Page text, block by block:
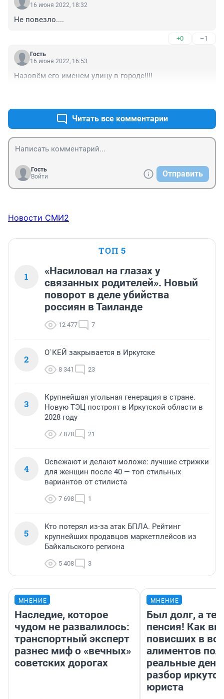
16 июня 2022, 18:32
Не повезло....
+0 –1
Гость
16 июня 2022, 16:53
Назовём его именем улицу в городе!!!!
Читать все комментарии
Гость
Войти
Отправить
Новости СМИ2
ТОП 5
1
«Насиловал на глазах у
связанных родителей». Новый
поворот в деле убийства
россиян в Таиланде
12 477 7
2
О`КЕЙ закрывается в Иркутске
8 341 23
3
Крупнейшая угольная генерация в стране.
Новую ТЭЦ построят в Иркутской области в
2028 году
7 878 21
4
Освежают и делают моложе: лучшие стрижки
для женщин после 40 — топ стильных
вариантов от стилиста
7 698 1
5
Кто потерял из-за атак БПЛА. Рейтинг
крупнейших продавцов маркетплейсов из
Байкальского региона
5 408 3
МНЕНИЕ
Наследие, которое
чудом не развалилось:
транспортный эксперт
разнес миф о «вечных»
советских дорогах
МНЕНИЕ
Был долг, а
пенсия! Как
повисших в
алиментов
реальные
разбор
юриста